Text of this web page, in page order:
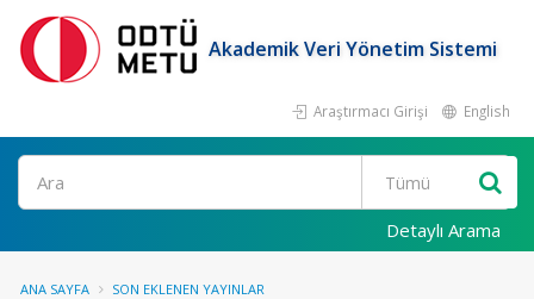
Akademik Veri Yönetim Sistemi
Araştırmacı Girişi English
Ara
Detaylı Arama
ANA SAYFA SON EKLENEN YAYINLAR